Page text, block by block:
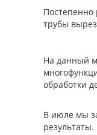
Постепенно
трубы
На данный
обработки
В июле мы
результаты.